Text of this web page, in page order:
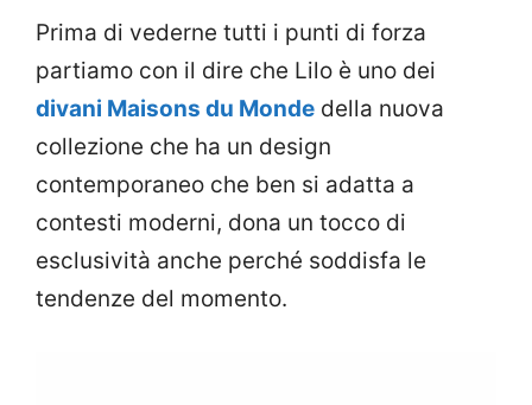
Prima di vederne tutti i punti di forza
partiamo con il dire che Lilo è uno dei
divani Maisons du Monde della nuova
collezione che ha un design
contemporaneo che ben si adatta a
contesti moderni, dona un tocco di
esclusività anche perché soddisfa le
tendenze del momento.